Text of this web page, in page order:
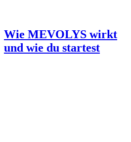
Wie MEVOLYS wirkt
und wie du startest